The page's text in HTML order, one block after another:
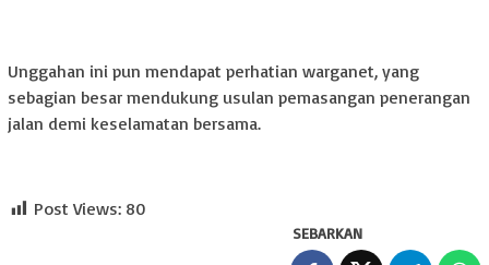
Unggahan ini pun mendapat perhatian warganet, yang
sebagian besar mendukung usulan pemasangan penerangan
jalan demi keselamatan bersama.
Post Views: 80
SEBARKAN